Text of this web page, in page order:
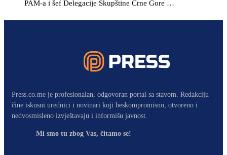
PAM-a i šef Delegacije Skupštine Crne Gore …
Press.co.me je profesionalan, odgovoran portal sa stavom. Redakciju
čine iskusni urednici i novinari koji beskompromisno, otvoreno i
nedvosmisleno izvještavaju i informišu javnost.
Mi smo tu zbog Vas, čitamo se!